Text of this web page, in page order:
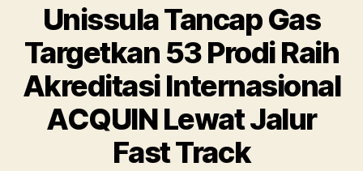
Unissula Tancap Gas
Targetkan 53 Prodi Raih
Akreditasi Internasional
ACQUIN Lewat Jalur
Fast Track